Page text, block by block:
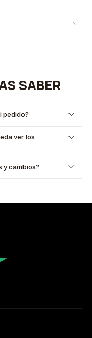
SABER
pedido?
ver los
y cambios?